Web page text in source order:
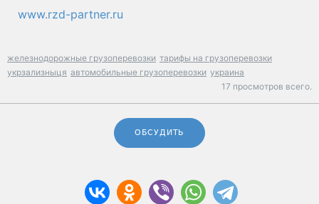
www.rzd-partner.ru
железнодорожные грузоперевозки тарифы на грузоперевозки
укрзализныця автомобильные грузоперевозки украина
17 просмотров всего.
ОБСУДИТЬ